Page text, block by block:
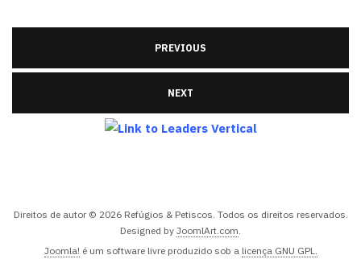
PREVIOUS
NEXT
Direitos de autor © 2026 Refúgios & Petiscos. Todos os direitos reservados.
Designed by JoomlArt.com.
Joomla! é um software livre produzido sob a licença GNU GPL.